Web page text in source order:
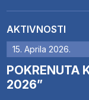
AKTIVNOSTI
15. Aprila 2026.
POKRENUTA
2026”